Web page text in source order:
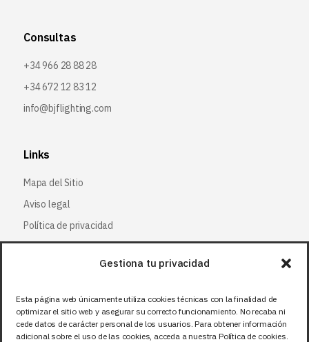
Gestiona tu privacidad
Esta página web únicamente utiliza cookies técnicas con la finalidad de
optimizar el sitio web y asegurar su correcto funcionamiento. No recaba ni
cede datos de carácter personal de los usuarios. Para obtener información
adicional sobre el uso de las cookies, acceda a nuestra Política de cookies.
Consultas
+34 966 28 88 28
+34 672 12 83 12
info@bjflighting.com
Links
Mapa del Sitio
Aviso legal
Política de privacidad
Política de cookies
Síguenos
Facebook